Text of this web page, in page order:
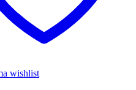
wishlist